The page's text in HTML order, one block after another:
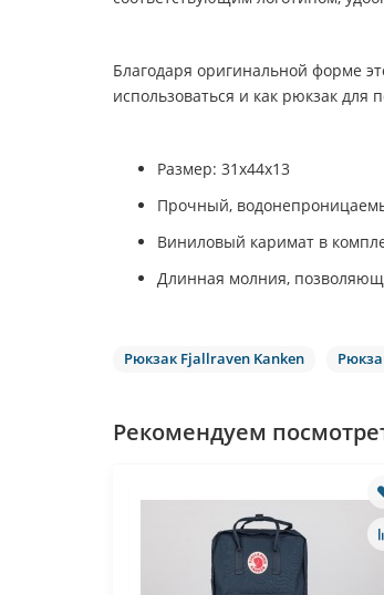
Благодаря оригинальной форме
использоваться и как рюкзак для
Размер: 31х44х13
Прочный,
Виниловый каримат в
Длинная молния,
Рюкзак Fjallraven Kanken
Рекомендуем